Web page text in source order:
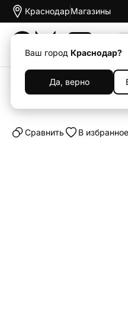
Краснодар
Ваш город Краснодар?
Да, верно
Магазины
Каталог Гейминг
Геймпад Sony
Cравнить В избранное